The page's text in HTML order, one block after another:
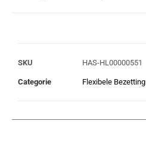
SKU HAS-HL00000551
Categorie Flexibele Bezetting